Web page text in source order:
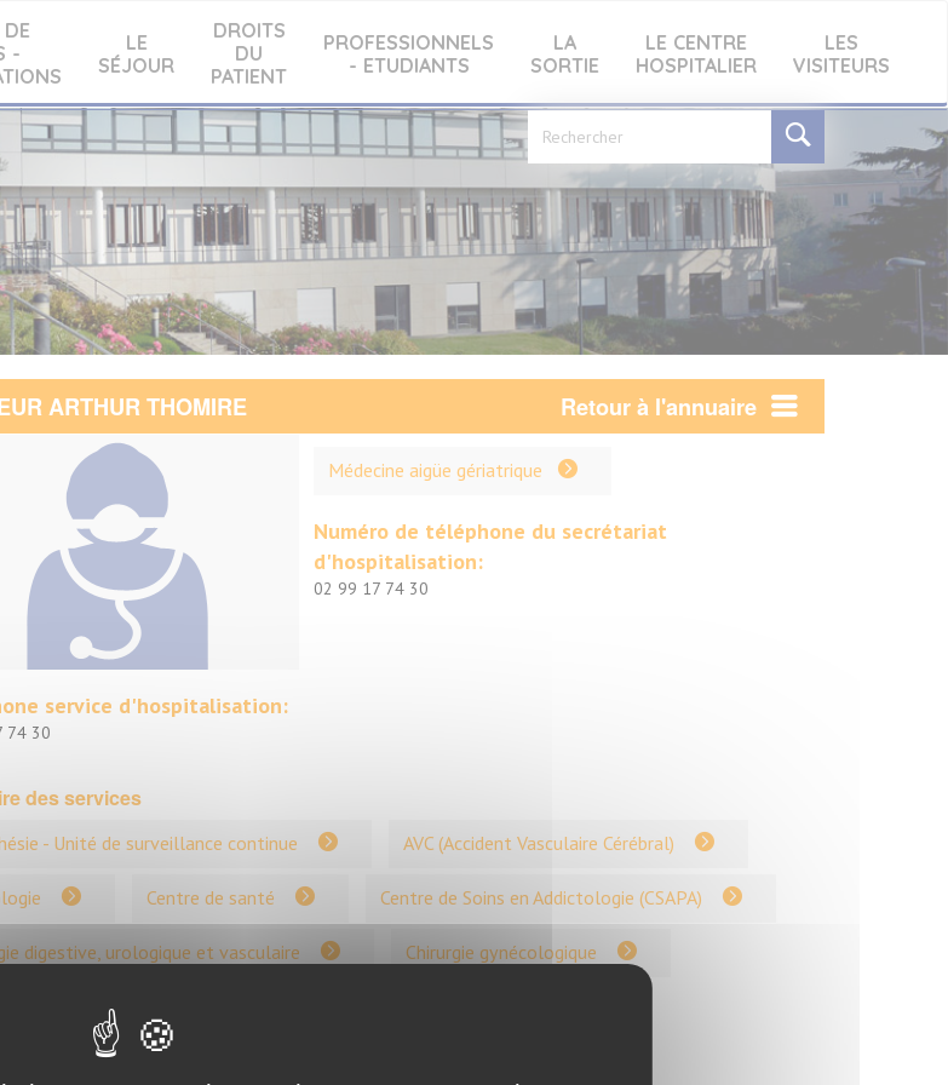
-
LE
SÉJOUR
DROITS
DU
PATIENT
PROFESSIONNELS
- ETUDIANTS
LA
SORTIE
LE CENTRE
HOSPITALIER
LES
VISITEURS
Formulaire
de
recherche
ARTHUR THOMIRE Retour à l'annuaire
Médecine aigüe gériatrique
Numéro de téléphone du secrétariat
d'hospitalisation:
02 99 17 74 30
service d'hospitalisation:
74 30
des services
- Unité de surveillance continue AVC (Accident Vasculaire Cérébral)
Centre de santé Centre de Soins en Addictologie (CSAPA)
digestive, urologique et vasculaire Chirurgie gynécologique
de liaison et de soins en addictologie (ELSA)